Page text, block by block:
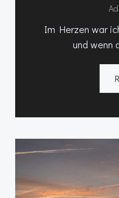
Im Herzen war
und wenn